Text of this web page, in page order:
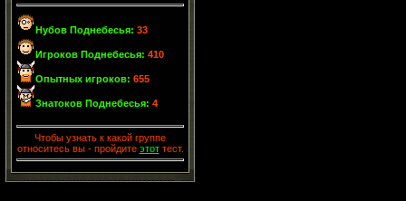
Нубов Поднебесья: 33
Игроков Поднебесья: 410
Опытных игроков: 655
Знатоков Поднебесья: 4
Чтобы узнать к какой группе
относитесь вы - пройдите этоттест.